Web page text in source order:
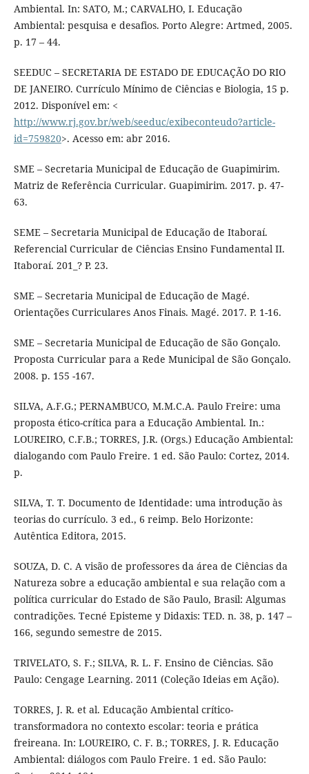
Ambiental. In: SATO, M.; CARVALHO, I. Educação
Ambiental: pesquisa e desafios. Porto Alegre: Artmed, 2005.
p. 17 – 44.
SEEDUC – SECRETARIA DE ESTADO DE EDUCAÇÃO DO RIO
DE JANEIRO. Currículo Mínimo de Ciências e Biologia, 15 p.
2012. Disponível em: <
http://www.rj.gov.br/web/seeduc/exibeconteudo?article-
id=759820>. Acesso em: abr 2016.
SME – Secretaria Municipal de Educação de Guapimirim.
Matriz de Referência Curricular. Guapimirim. 2017. p. 47-
63.
SEME – Secretaria Municipal de Educação de Itaboraí.
Referencial Curricular de Ciências Ensino Fundamental II.
Itaboraí. 201_? P. 23.
SME – Secretaria Municipal de Educação de Magé.
Orientações Curriculares Anos Finais. Magé. 2017. P. 1-16.
SME – Secretaria Municipal de Educação de São Gonçalo.
Proposta Curricular para a Rede Municipal de São Gonçalo.
2008. p. 155 -167.
SILVA, A.F.G.; PERNAMBUCO, M.M.C.A. Paulo Freire: uma
proposta ético-crítica para a Educação Ambiental. In.:
LOUREIRO, C.F.B.; TORRES, J.R. (Orgs.) Educação Ambiental:
dialogando com Paulo Freire. 1 ed. São Paulo: Cortez, 2014.
p.
SILVA, T. T. Documento de Identidade: uma introdução às
teorias do currículo. 3 ed., 6 reimp. Belo Horizonte:
Autêntica Editora, 2015.
SOUZA, D. C. A visão de professores da área de Ciências da
Natureza sobre a educação ambiental e sua relação com a
política curricular do Estado de São Paulo, Brasil: Algumas
contradições. Tecné Episteme y Didaxis: TED. n. 38, p. 147 –
166, segundo semestre de 2015.
TRIVELATO, S. F.; SILVA, R. L. F. Ensino de Ciências. São
Paulo: Cengage Learning. 2011 (Coleção Ideias em Ação).
TORRES, J. R. et al. Educação Ambiental crítico-
transformadora no contexto escolar: teoria e prática
freireana. In: LOUREIRO, C. F. B.; TORRES, J. R. Educação
Ambiental: diálogos com Paulo Freire. 1 ed. São Paulo: